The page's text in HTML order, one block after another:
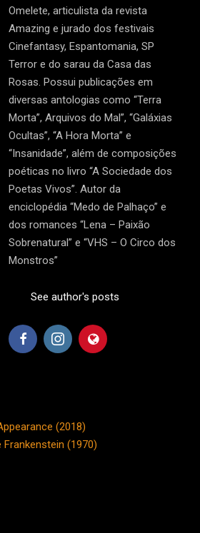
Omelete, articulista da revista
Amazing e jurado dos festivais
Cinefantasy, Espantomania, SP
Terror e do sarau da Casa das
Rosas. Possui publicações em
diversas antologias como “Terra
Morta”, Arquivos do Mal”, “Galáxias
Ocultas”, “A Hora Morta” e
“Insanidade”, além de composições
poéticas no livro “A Sociedade dos
Poetas Vivos”. Autor da
enciclopédia “Medo de Palhaço” e
dos romances “Lena – Paixão
Sobrenatural” e “VHS – O Circo dos
Monstros”
See author's posts
(2018)
Frankenstein (1970)